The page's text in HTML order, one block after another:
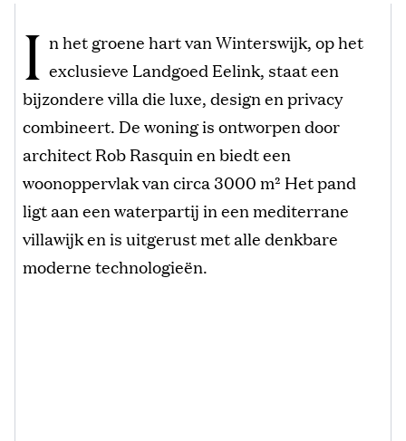
I n het groene hart van Winterswijk, op het
exclusieve Landgoed Eelink, staat een
bijzondere villa die luxe, design en privacy
combineert. De woning is ontworpen door
architect Rob Rasquin en biedt een
woonoppervlak van circa 3000 m² Het pand
ligt aan een waterpartij in een mediterrane
villawijk en is uitgerust met alle denkbare
moderne technologieën.